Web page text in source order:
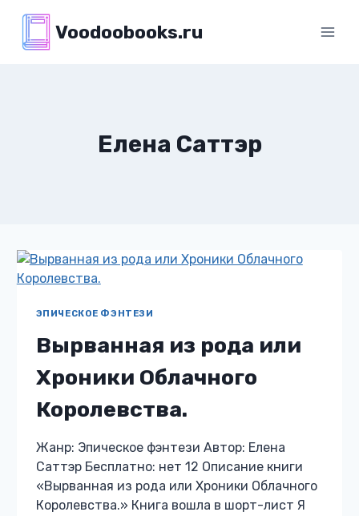
содержимому
Voodoobooks.ru
Елена Саттэр
ЭПИЧЕСКОЕ ФЭНТЕЗИ
Вырванная из рода или
Хроники Облачного
Королевства.
Жанр: Эпическое фэнтези Автор: Елена
Саттэр Бесплатно: нет 12 Описание книги
«Вырванная из рода или Хроники Облачного
Королевства.» Книга вошла в шорт-лист Я